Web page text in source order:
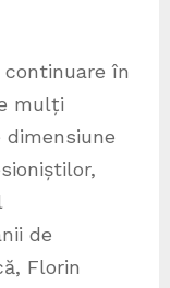
continuare în
mulți
de
Florin